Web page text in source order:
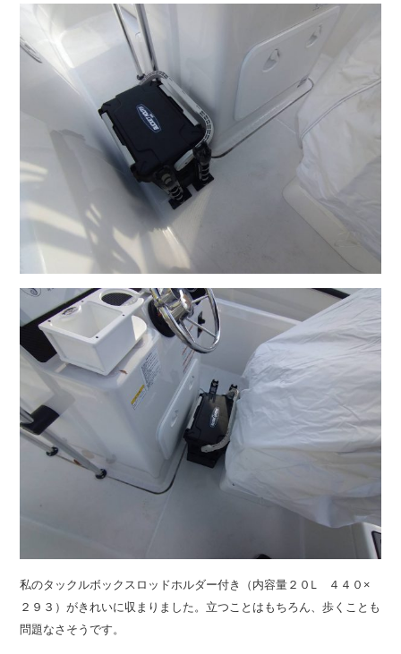
私のタックルボックスロッドホルダー付き（内容量２０L ４４０×
２９３）がきれいに収まりました。立つことはもちろん、歩くことも
問題なさそうです。